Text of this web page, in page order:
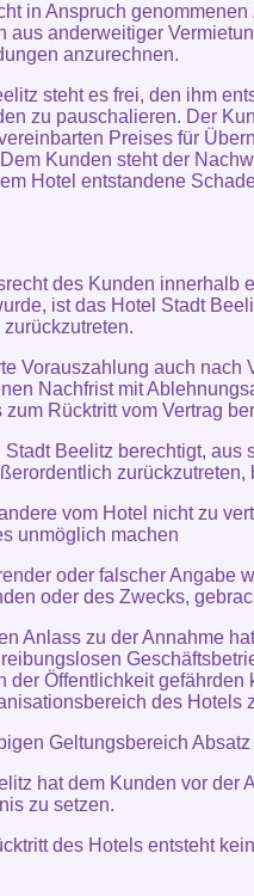
in Anspruch
aus anderweitiger
anzurechnen.
steht es frei, den ihm
zu pauschalieren. Der
Preises für
Kunden steht der
Hotel entstandene
des Kunden innerhalb
ist das Hotel Stadt
Vorauszahlung auch nach
Nachfrist mit
Rücktritt vom Vertrag
Beelitz berechtigt, aus
vom Hotel nicht zu
unmöglich machen
oder falscher Angabe
oder des Zwecks,
Anlass zu der Annahme
der Öffentlichkeit gefährden
des Hotels
Geltungsbereich Absatz
hat dem Kunden vor der
zu setzen.
des Hotels entsteht